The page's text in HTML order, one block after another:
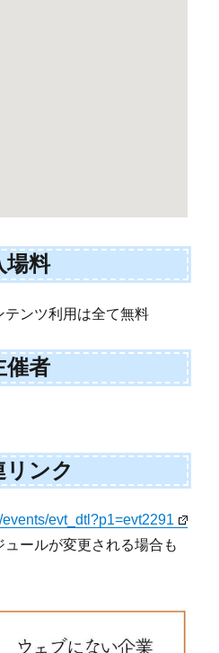
場料
ンツ利用は全て無料
催者
リンク
evt_dtl?p1=evt2291
ールが変更される場合も